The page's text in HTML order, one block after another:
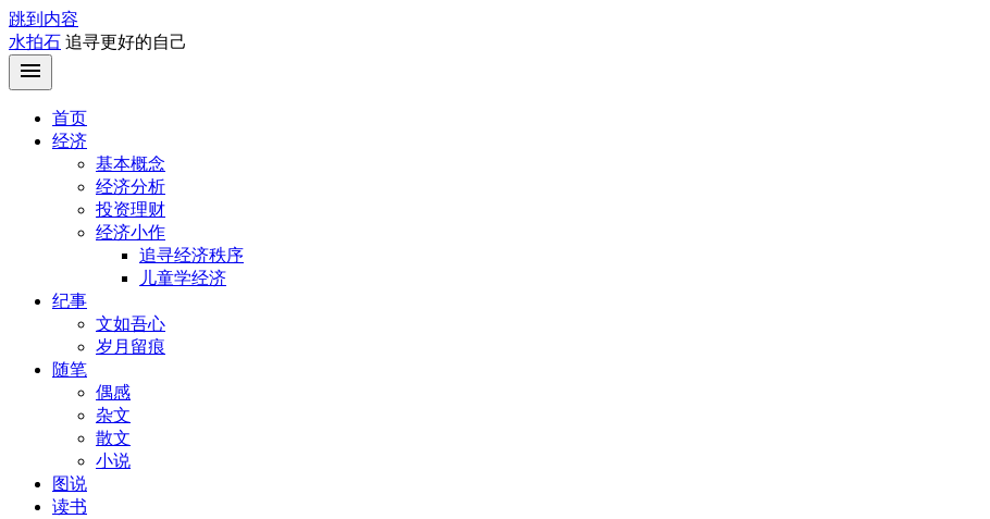
跳到内容
水拍石 追寻更好的自己
首页
经济
基本概念
经济分析
投资理财
经济小作
追寻经济秩序
儿童学经济
纪事
文如吾心
岁月留痕
随笔
偶感
杂文
散文
小说
图说
读书